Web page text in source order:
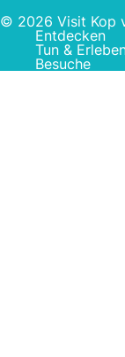
© 2026 Visit Kop
Entdecken
Tun &
Besuche